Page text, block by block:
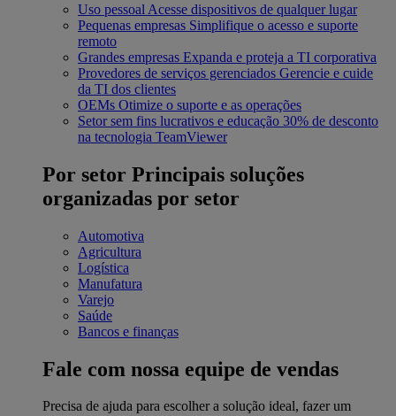
Uso pessoal Acesse dispositivos de qualquer lugar
Pequenas empresas Simplifique o acesso e suporte
remoto
Grandes empresas Expanda e proteja a TI corporativa
Provedores de serviços gerenciados Gerencie e cuide
da TI dos clientes
OEMs Otimize o suporte e as operações
Setor sem fins lucrativos e educação 30% de desconto
na tecnologia TeamViewer
Por setor Principais soluções
organizadas por setor
Automotiva
Agricultura
Logística
Manufatura
Varejo
Saúde
Bancos e finanças
Fale com nossa equipe de vendas
Precisa de ajuda para escolher a solução ideal, fazer um